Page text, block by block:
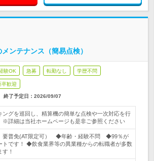
ンテナンス（簡易点検）
験OK 急募 転勤なし 学歴不問
卒歓迎
終了予定日： 2026/09/07
ングを巡回し、精算機の簡単な点検や一次対応を行
※詳細は当社ホームページも是非ご参照ください
】要普免(AT限定可） ◆年齢・経験不問 ◆99％が
トです！ ◆飲食業界等の異業種からの転職者が多数
！